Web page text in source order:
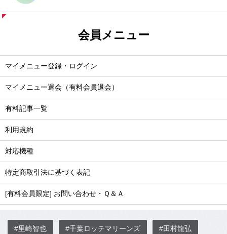
会員メニュー
マイメニュー登録・ログイン
マイメニュー退会（有料会員退会）
有料記事一覧
利用規約
対応機種
特定商取引法に基づく表記
[有料会員限定] お問い合わせ・Ｑ＆Ａ
#里崎智也 #千葉ロッテマリーンズ #田村龍弘